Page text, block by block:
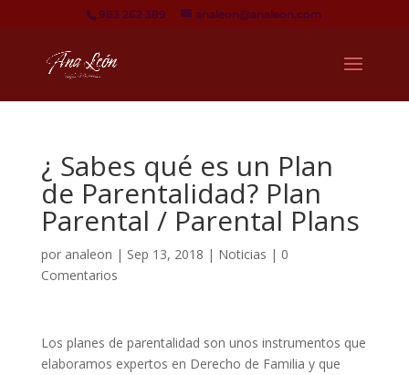
983 262 389 analeon@analeon.com
¿ Sabes qué es un Plan
de Parentalidad? Plan
Parental / Parental Plans
por analeon | Sep 13, 2018 | Noticias | 0
Comentarios
Los planes de parentalidad son unos instrumentos que
elaboramos expertos en Derecho de Familia y que